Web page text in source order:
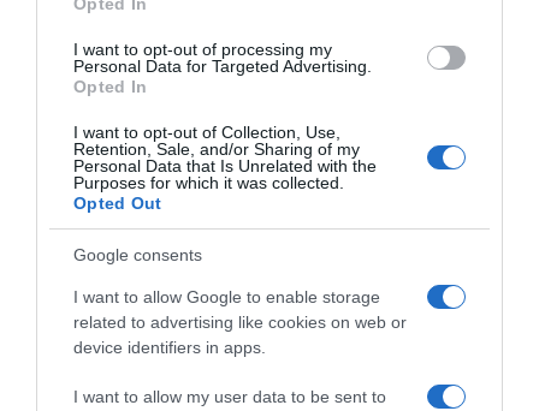
I want to opt-out of processing my
Personal Data for Targeted Advertising.
Opted In
I want to opt-out of Collection, Use,
Retention, Sale, and/or Sharing of my
Personal Data that Is Unrelated with the
Purposes for which it was collected.
Opted Out
Google consents
I want to allow Google to enable storage
related to advertising like cookies on web or
device identifiers in apps.
I want to allow my user data to be sent to
Finansijski preporod je na vidiku
Ljeto ispunjeno blagostanjem za ova tri znaka moglo bi označiti
početak novog poglavlja. Dok se drugi budu žalili na krizu, vi biste
konačno mogli riješiti zaostale obaveze i pritom sačuvati dovoljno
novca za uživanje.
Planete su, prema astrolozima, odradile svoj dio posla, a na vama
je da prepoznate prilike koje vam dolaze.
Sudbina se, barem prema zvijezdama, okreće u vašu korist –